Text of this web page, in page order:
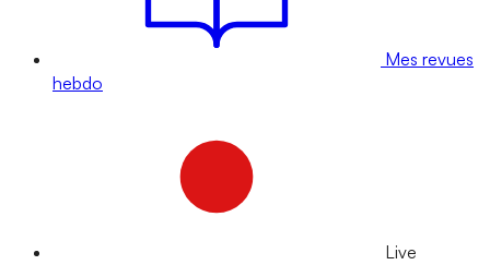
Mes revues
hebdo
Live